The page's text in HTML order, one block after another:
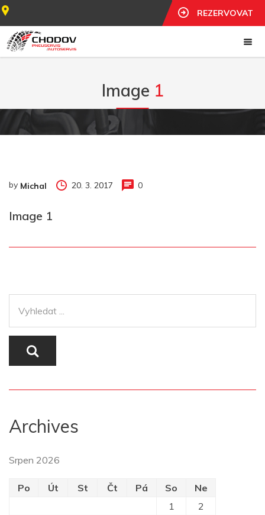
REZERVOVAT
Image 1
by Michal 20. 3. 2017 0
Image 1
Archives
Srpen 2026
Po Út St Čt Pá So
Ne
1
2